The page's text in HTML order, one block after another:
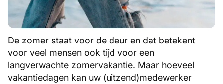
De zomer staat voor de deur en dat betekent
voor veel mensen ook tijd voor een
langverwachte zomervakantie. Maar hoeveel
vakantiedagen kan uw (uitzend)medewerker